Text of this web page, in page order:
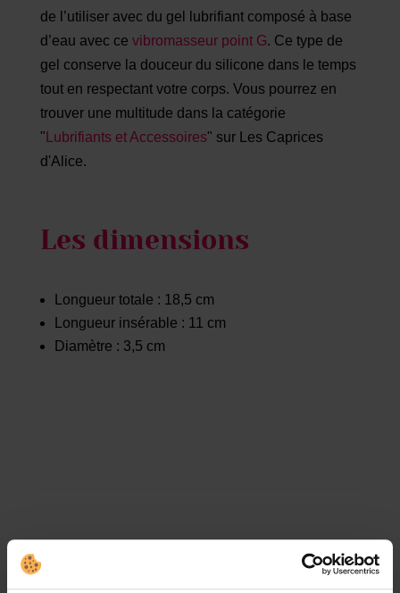
de l’utiliser avec du gel lubrifiant composé à base
d’eau avec ce vibromasseur point G. Ce type de
gel conserve la douceur du silicone dans le temps
tout en respectant votre corps. Vous pourrez en
trouver une multitude dans la catégorie
" Lubrifiants et Accessoires" sur Les Caprices
d'Alice.
Les dimensions
Longueur totale : 18,5 cm
Longueur insérable : 11 cm
Diamètre : 3,5 cm
Vos avis